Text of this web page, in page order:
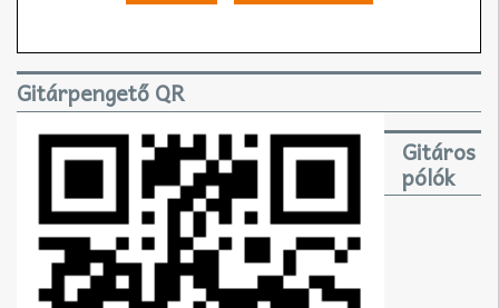
Gitárpengető QR
Gitáros
pólók